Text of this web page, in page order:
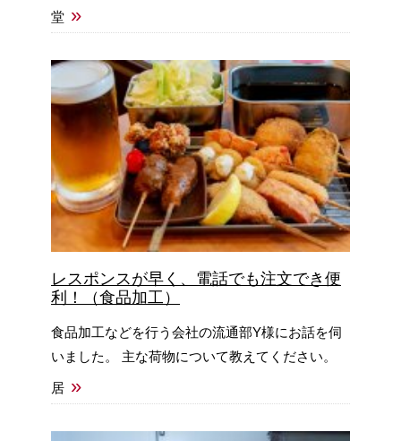
堂 »
レスポンスが早く、電話でも注文でき便
利！（食品加工）
食品加工などを行う会社の流通部Y様にお話を伺
いました。 主な荷物について教えてください。
居 »